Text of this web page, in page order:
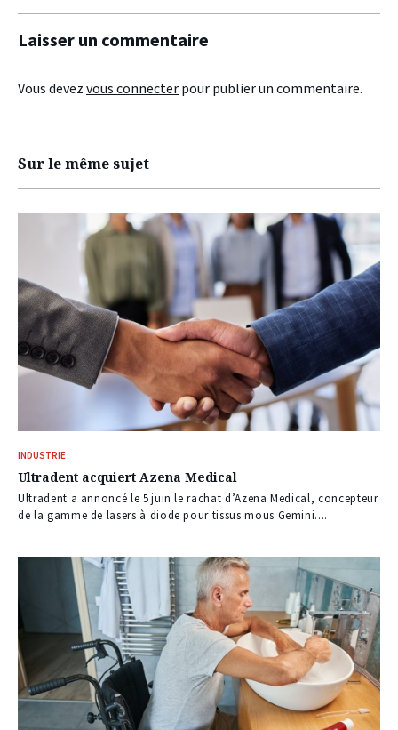
Laisser un commentaire
Vous devez vous connecter pour publier un commentaire.
Sur le même sujet
INDUSTRIE
Ultradent acquiert Azena Medical
Ultradent a annoncé le 5 juin le rachat d’Azena Medical, concepteur
de la gamme de lasers à diode pour tissus mous Gemini....